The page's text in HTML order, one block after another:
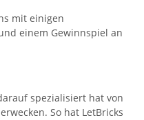
mit einigen
einem Gewinnspiel an
spezialisiert hat von
So hat LetBricks